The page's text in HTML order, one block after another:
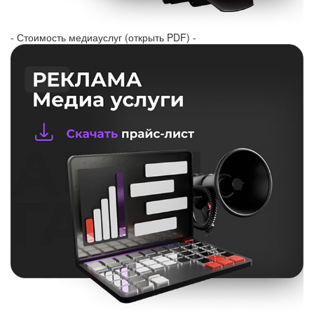
- Стоимость медиауслуг (открыть PDF) -